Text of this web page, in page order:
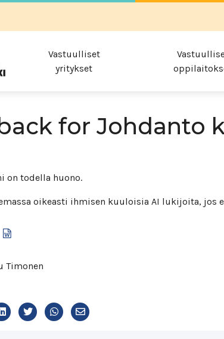
Vastuulliset
yritykset
for Johdanto
on todella huono.
oikeasti ihmisen kuuloisia AI lukijoita, jos
Timonen
Share
on
Jaa
Twitteriin
Jaa
WhatsAppiin